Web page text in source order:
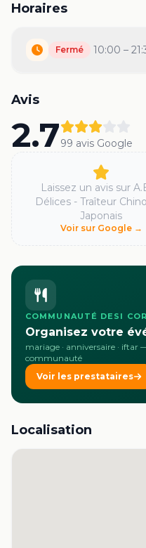
Horaires
Fermé 10:00 –
Avis
2.799 avis Google
Laissez un avis sur
Délices - Traîteur
Japonais
Voir sur Google →
COMMUNAUTÉ DESI
Organisez votre
mariage · anniversaire · iftar
communauté
Voir les prestataires
Localisation